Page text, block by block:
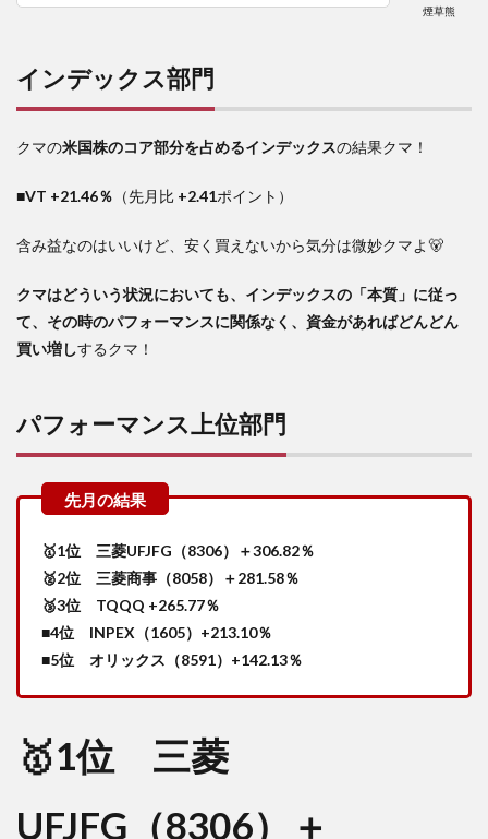
煙草熊
インデックス部門
クマの米国株のコア部分を占めるインデックスの結果クマ！
■VT +21.46％ （先月比 +2.41ポイント）
含み益なのはいいけど、安く買えないから気分は微妙クマよ🐻
クマはどういう状況においても、インデックスの「本質」に従っ
て、その時のパフォーマンスに関係なく、資金があればどんどん
買い増しするクマ！
パフォーマンス上位部門
🥇1位 三菱UFJFG（8306）＋306.82％
🥈2位 三菱商事（8058）＋281.58％
🥉3位 TQQQ +265.77％
■4位 INPEX（1605）+213.10％
■5位 オリックス（8591）+142.13％
🥇1位 三菱
UFJFG（8306）＋